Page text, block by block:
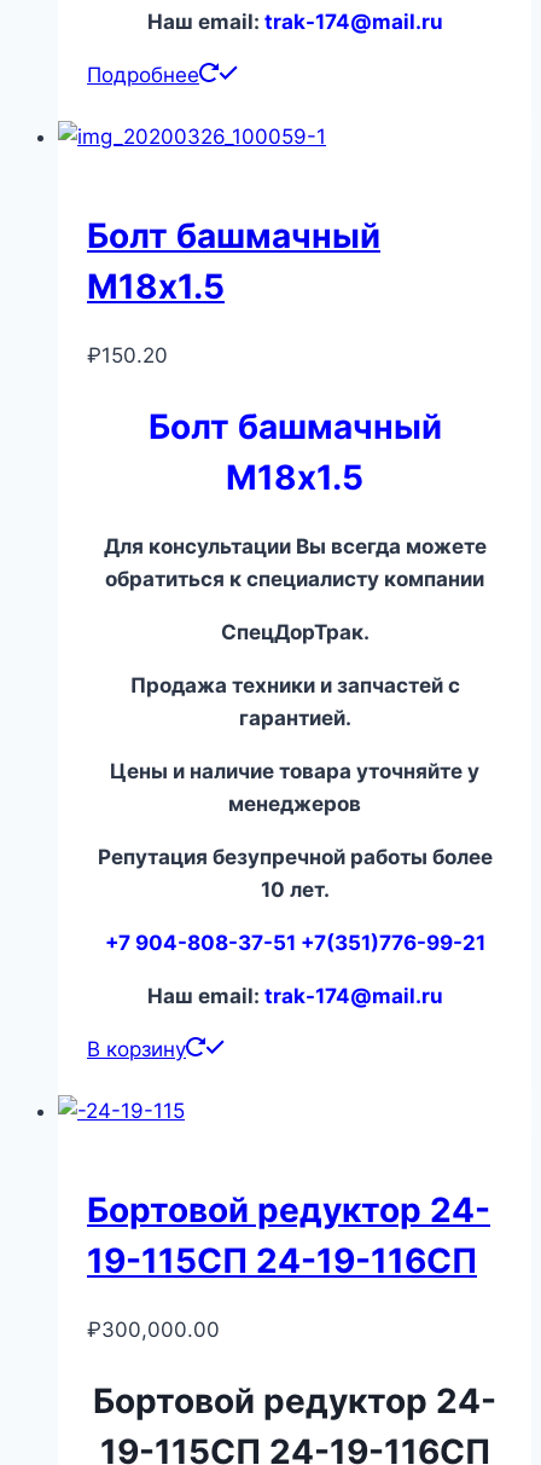
Наш email: trak-174@mail.ru
Подробнее
Болт башмачный
М18х1.5
₽150.20
Болт башмачный
М18х1.5
Для консультации Вы всегда можете
обратиться к специалисту компании
СпецДорТрак.
Продажа техники и запчастей с
гарантией.
Цены и наличие товара уточняйте у
менеджеров
Репутация безупречной работы более
10 лет.
+7 904-808-37-51 +7(351)776-99-21
Наш email: trak-174@mail.ru
В корзину
Бортовой редуктор 24-
19-115СП 24-19-116СП
₽300,000.00
Бортовой редуктор 24-
19-115СП 24-19-116СП